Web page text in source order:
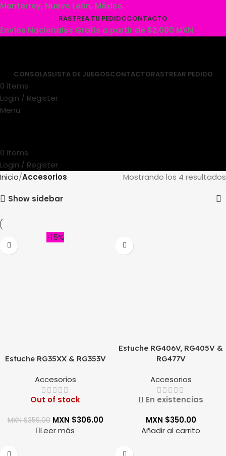
Monterrey, Nuevo León, México.
RASTREA TU PEDIDOCONTACTO
Envíos Nacionales Gratis a partir de $2,000 MXN
CONSOLASLISTA DE JUEGOSCONTACTORASTREAR PEDIDO
0 items
Login / Register
Menu
0 items
Login / Register
Inicio Accesorios Mostrando los 4 resultados
Show sidebar
-15%
Estuche RG35XX & RG353V
Accesorios
Out of stock
MXN $359.00 MXN $306.00
Leer más
Estuche RG406V, RG405V &
RG477V
Accesorios
En existencias
MXN $350.00
Añadir al carrito